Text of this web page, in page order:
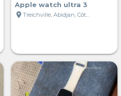
Apple watch ultra 3
location_on
Treichville, Abidjan, Côte d'Ivoire